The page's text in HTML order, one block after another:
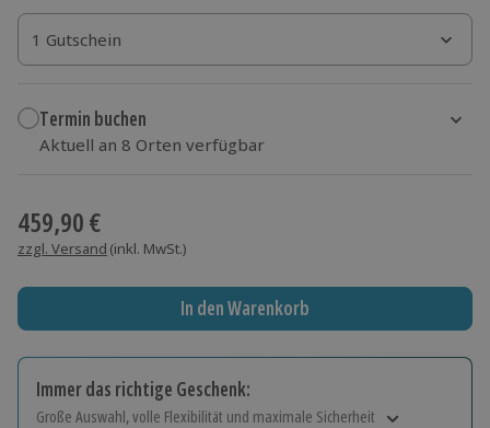
1 Gutschein
1 Gutschein
1 Gutschein
Termin buchen
Aktuell an 8 Orten verfügbar
459,90 €
zzgl. Versand (inkl. MwSt.)
In den Warenkorb
Immer das richtige Geschenk:
Große Auswahl, volle Flexibilität und maximale Sicherheit